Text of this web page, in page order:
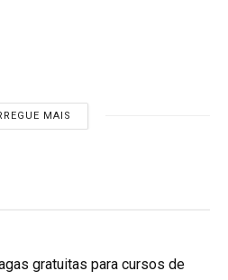
MAIS
gratuitas para cursos de